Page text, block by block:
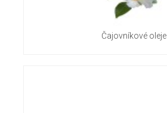
Čajovníkové oleje